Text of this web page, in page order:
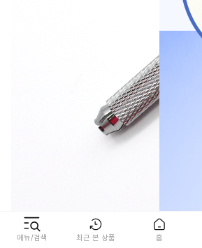
메뉴/검색 최근 본 상품 홈